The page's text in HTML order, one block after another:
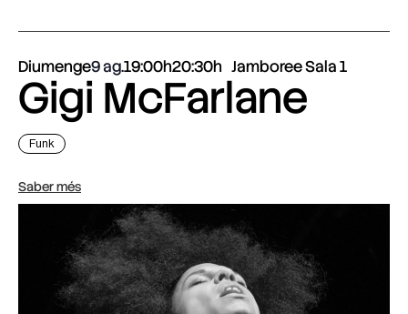
Diumenge9 ag.19:00h20:30h Jamboree Sala 1
Gigi McFarlane
Funk
Saber més